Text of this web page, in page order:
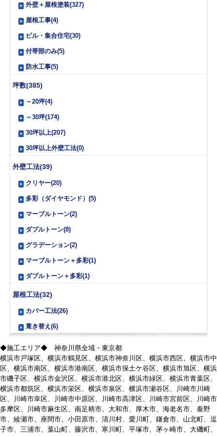
外壁＋屋根塗装(327)
屋根工事(4)
ビル・集合住宅(30)
付帯部のみ(5)
防水工事(5)
坪数(385)
～20坪(4)
～30坪(174)
30坪以上(207)
30坪以上外壁工法(0)
外壁工法(39)
クリヤー(20)
多彩（ダイヤモンド）(5)
マーブルトーン(2)
ダブルトーン(8)
グラデーション(2)
マーブルトーン＋多彩(1)
ダブルトーン＋多彩(1)
屋根工法(32)
カバー工法(26)
葺き替え(6)
◆施工エリア◆ 神奈川県全域・東京都
横浜市戸塚区、横浜市鶴見区、横浜市神奈川区、横浜市西区、横浜市中
区、横浜市南区、横浜市港南区、横浜市保土ケ谷区、横浜市旭区、横浜
市磯子区、横浜市金沢区、横浜市港北区、横浜市緑区、横浜市青葉区、
横浜市都筑区、横浜市栄区、横浜市泉区、横浜市瀬谷区、川崎市川崎
区、川崎市幸区、川崎市中原区、川崎市高津区、川崎市宮前区、川崎市
多摩区、川崎市麻生区、南足柄市、大和市、厚木市、海老名市、秦野
市、綾瀬市、座間市、小田原市、清川村、愛川町、鎌倉市、山北町、逗
子市、三浦市、葉山町、藤沢市、寒川町、平塚市、茅ヶ崎市、大磯町、